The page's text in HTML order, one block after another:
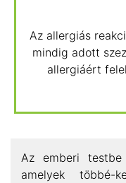
Az allergiás
mindig adott
allergiáért
Az emberi testbe
amelyek többé-